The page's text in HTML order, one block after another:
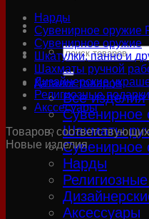
Искать:
Каталог товаров
Все изделия
Сувенирное
Шахматы
Сувенирное
Нарды
Аксессуары
Нарды
Сувенирное оружие
Сувенирное оружие
Шкатулки, панно и
Шахматы ручной
Дизайнерские
Религиозные
Акссесуары
Товаров,
Новые изделия